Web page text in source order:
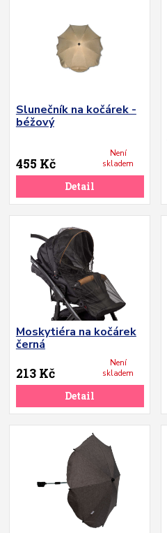
Slunečník na kočárek -
béžový
455 Kč
Není
skladem
Detail
Moskytiéra na kočárek
černá
213 Kč
Není
skladem
Detail